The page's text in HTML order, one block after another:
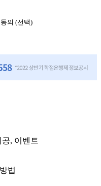
의 (선택)
, 이벤트
법